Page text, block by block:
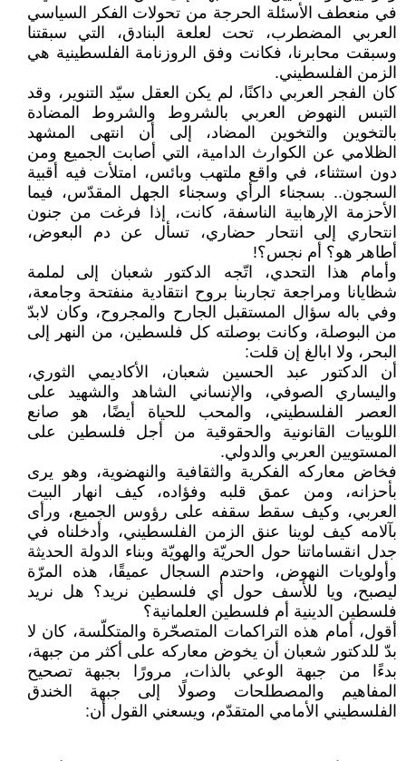
في منعطف الأسئلة الحرجة من تحولات الفكر السياسي
العربي المضطرب، تحت لعلعة البنادق، التي سبقتنا
وسبقت محابرنا، فكانت وفق الروزنامة الفلسطينية هي
الزمن الفلسطيني.
كان الفجر العربي داكنًا، لم يكن العقل سيّد التنوير، وقد
التبس النهوض العربي بالشروط والشروط المضادة
بالتخوين والتخوين المضاد، إلى أن انتهى المشهد
الظلامي عن الكوارث الدامية، التي أصابت الجميع ومن
دون استثناء، في واقع ملتهب وبائس، امتلأت فيه أقبية
السجون.. بسجناء الرأي وسجناء الجهل المقدّس، فيما
الأحزمة الإرهابية الناسفة، كانت، إذا فرغت من جنون
انتحاري إلى انتحار حضاري، تسأل عن دم البعوض،
أطاهر هو؟ أم نجس؟!
وأمام هذا التحدي، اتّجه الدكتور شعبان إلى لملمة
شظايانا ومراجعة تجاربنا بروح انتقادية منفتحة وجامعة،
وفي باله سؤال المستقبل الجارح والمجروح، وكان لابدّ
من البوصلة، وكانت بوصلته كل فلسطين، من النهر إلى
البحر، ولا ابالغ إن قلت:
أن الدكتور عبد الحسين شعبان، الأكاديمي الثوري،
واليساري الصوفي، والإنساني الشاهد والشهيد على
العصر الفلسطيني، والمحب للحياة أيضًا، هو صانع
اللوبيات القانونية والحقوقية من أجل فلسطين على
المستويين العربي والدولي.
فخاض معاركه الفكرية والثقافية والنهضوية، وهو يرى
بأحزانه، ومن عمق قلبه وفؤاده، كيف انهار البيت
العربي، وكيف سقط سقفه على رؤوس الجميع، ورأى
بآلامه كيف لوينا عنق الزمن الفلسطيني، وأدخلناه في
جدل انقساماتنا حول الحريّة والهويّة وبناء الدولة الحديثة
وأولويات النهوض، واحتدم السجال عميقًا، هذه المرّة
ليصبح، ويا للأسف حول أي فلسطين نريد؟ هل نريد
فلسطين الدينية أم فلسطين العلمانية؟
أقول، أمام هذه التراكمات المتصحّرة والمتكلّسة، كان لا
بدّ للدكتور شعبان أن يخوض معاركه على أكثر من جبهة،
بدءًا من جبهة الوعي بالذات، مرورًا بجبهة تصحيح
المفاهيم والمصطلحات وصولًا إلى جبهة الخندق
الفلسطيني الأمامي المتقدّم، ويسعني القول أن: